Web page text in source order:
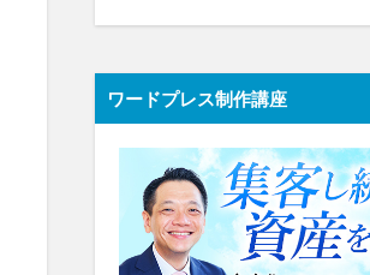
ワードプレス制作講座